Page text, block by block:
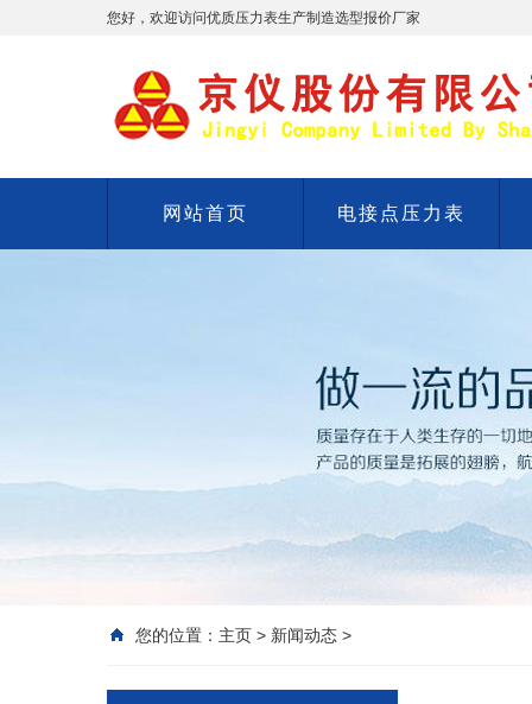
您好，欢迎访问优质压力表生产制造选型报价厂家
网站首页 电接点压力表
您的位置： 主页 > 新闻动态 >